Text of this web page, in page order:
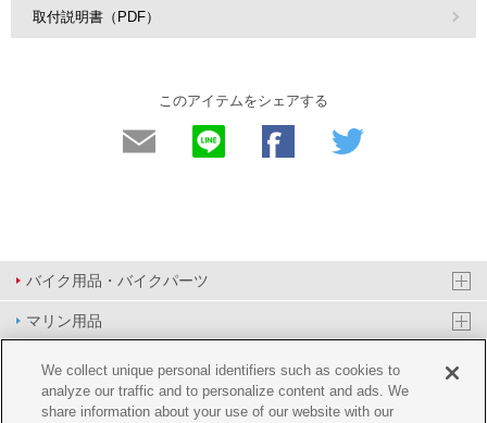
取付説明書（PDF）
このアイテムをシェアする
バイク用品・バイクパーツ
マリン用品
PAS/YPJ用品
その他用品
We collect unique personal identifiers such as cookies to
analyze our traffic and to personalize content and ads. We
share information about your use of our website with our